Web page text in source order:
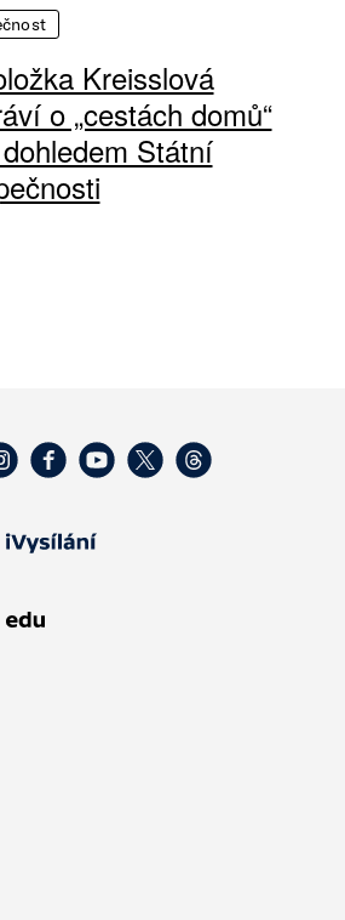
Kreisslová
o „cestách domů“
Státní